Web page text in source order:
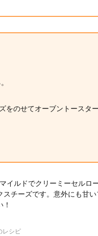
をのせてオーブントースター
ルドでクリーミーセルロ
チーズです。意外にも甘
レシピ